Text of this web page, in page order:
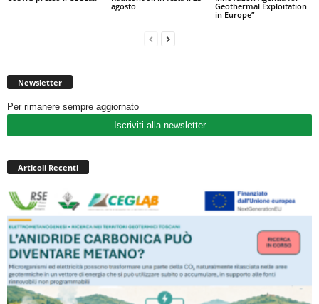
agosto
Geothermal Exploitation
in Europe”
Newsletter
Per rimanere sempre aggiornato
Iscriviti alla newsletter
Articoli Recenti